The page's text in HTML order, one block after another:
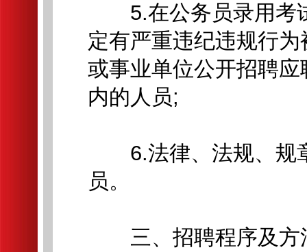
5.在公务员录用考
定有严重违纪违规行
或事业单位公开招聘
内的人员;
6.法律、法规、规
员。
三、招聘程序及方